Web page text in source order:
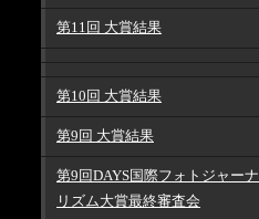
第11回 大賞結果
第10回 大賞結果
第9回 大賞結果
第9回DAYS国際フォトジャーナ
リズム大賞最終審査会